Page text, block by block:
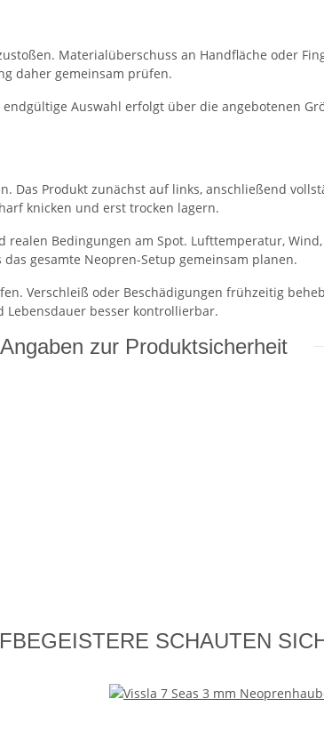
Materialüberschuss an Handfläche oder
daher gemeinsam prüfen.
Auswahl erfolgt über die angebotenen
Das Produkt zunächst auf links, anschließend
knicken und erst trocken lagern.
Bedingungen am Spot. Lufttemperatur,
gesamte Neopren-Setup gemeinsam planen.
Verschleiß oder Beschädigungen frühzeitig
Lebensdauer besser kontrollierbar.
Angaben zur Produktsicherheit
SCHAUTEN